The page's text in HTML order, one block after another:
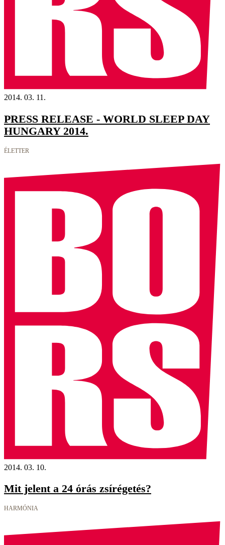
2014. 03. 11.
PRESS RELEASE - WORLD SLEEP DAY
HUNGARY 2014.
ÉLETTER
2014. 03. 10.
Mit jelent a 24 órás zsírégetés?
HARMÓNIA